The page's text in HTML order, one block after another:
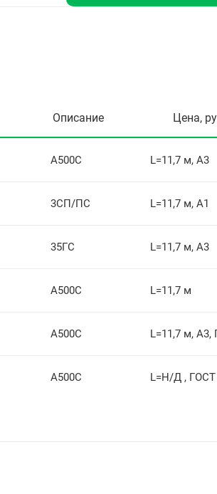
Описание Цена,
А500С L=11,7 м, А3
3СП/ПС L=11,7 м, А1
35ГС L=11,7 м, А3
А500C L=11,7 м
А500С L=11,7 м, А3,
А500С L=Н/Д , ГОСТ